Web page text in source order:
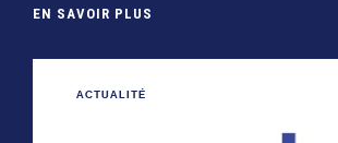
EN SAVOIR PLUS
ACTUALITÉ